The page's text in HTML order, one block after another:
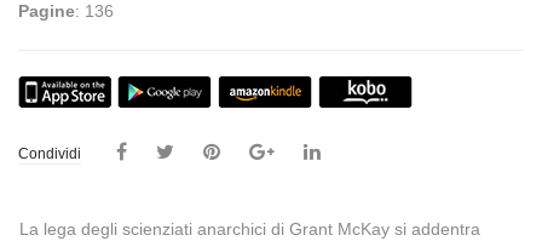
Pagine: 136
Condividi
La lega degli scienziati anarchici di Grant McKay si addentra